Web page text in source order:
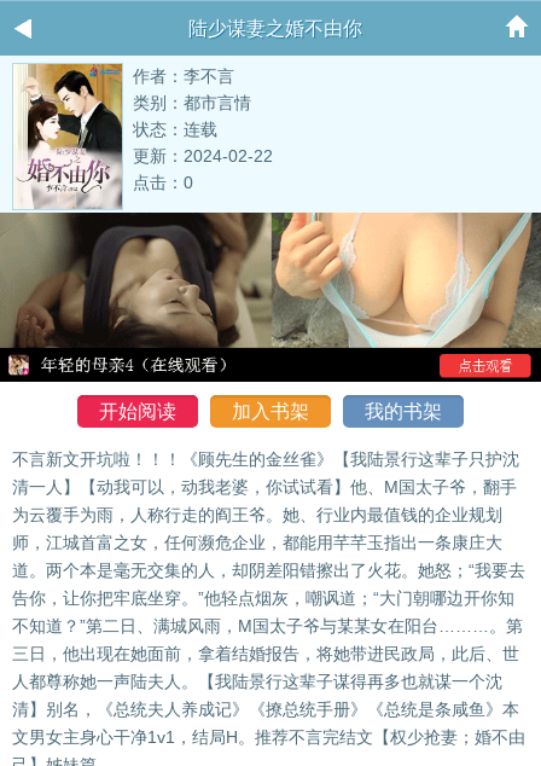
陆少谋妻之婚不由你
作者：李不言
类别：都市言情
状态：连载
更新：2024-02-22
点击：0
开始阅读 加入书架 我的书架
不言新文开坑啦！！！《顾先生的金丝雀》【我陆景行这辈子只护沈
清一人】【动我可以，动我老婆，你试试看】他、M国太子爷，翻手
为云覆手为雨，人称行走的阎王爷。她、行业内最值钱的企业规划
师，江城首富之女，任何濒危企业，都能用芊芊玉指出一条康庄大
道。两个本是毫无交集的人，却阴差阳错擦出了火花。她怒；“我要去
告你，让你把牢底坐穿。”他轻点烟灰，嘲讽道；“大门朝哪边开你知
不知道？”第二日、满城风雨，M国太子爷与某某女在阳台………。第
三日，他出现在她面前，拿着结婚报告，将她带进民政局，此后、世
人都尊称她一声陆夫人。【我陆景行这辈子谋得再多也就谋一个沈
清】别名，《总统夫人养成记》《撩总统手册》《总统是条咸鱼》本
文男女主身心干净1v1，结局H。推荐不言完结文【权少抢妻；婚不由